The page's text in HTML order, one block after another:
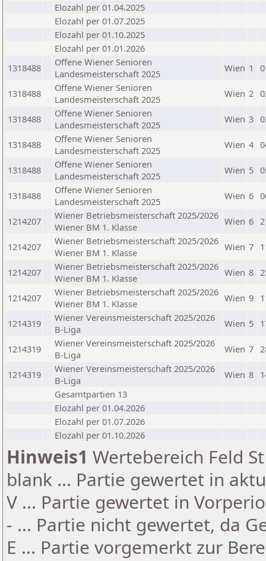
Elozahl per 01.04.2025
Elozahl per 01.07.2025
Elozahl per 01.10.2025
Elozahl per 01.01.2026
1318488
Offene Wiener Senioren
Landesmeisterschaft 2025
Wien 1
1318488
Offene Wiener Senioren
Landesmeisterschaft 2025
Wien 2
1318488
Offene Wiener Senioren
Landesmeisterschaft 2025
Wien 3
1318488
Offene Wiener Senioren
Landesmeisterschaft 2025
Wien 4
1318488
Offene Wiener Senioren
Landesmeisterschaft 2025
Wien 5
1318488
Offene Wiener Senioren
Landesmeisterschaft 2025
Wien 6
1214207
Wiener Betriebsmeisterschaft 2025/2026
Wiener BM 1. Klasse
Wien 6
1214207
Wiener Betriebsmeisterschaft 2025/2026
Wiener BM 1. Klasse
Wien 7
1214207
Wiener Betriebsmeisterschaft 2025/2026
Wiener BM 1. Klasse
Wien 8
1214207
Wiener Betriebsmeisterschaft 2025/2026
Wiener BM 1. Klasse
Wien 9
1214319
Wiener Vereinsmeisterschaft 2025/2026
B-Liga
Wien 5
1214319
Wiener Vereinsmeisterschaft 2025/2026
B-Liga
Wien 7
1214319
Wiener Vereinsmeisterschaft 2025/2026
B-Liga
Wien 8
Gesamtpartien 13
Elozahl per 01.04.2026
Elozahl per 01.07.2026
Elozahl per 01.10.2026
Hinweis1 Wertebereich Feld
blank ... Partie gewertet in
V ... Partie gewertet in
- ... Partie nicht gewertet, da
E ... Partie vorgemerkt zur